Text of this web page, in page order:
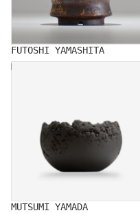
FUTOSHI YAMASHITA
MUTSUMI YAMADA
MUTSUMI YAMADA